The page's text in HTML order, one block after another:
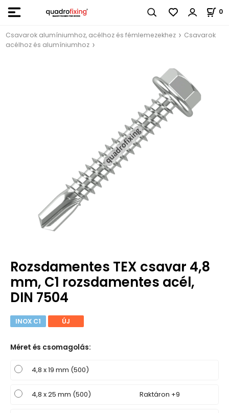
0
Csavarok alumíniumhoz, acélhoz és fémlemezekhez
Csavarok
acélhoz és alumíniumhoz
Rozsdamentes TEX csavar 4,8
mm, C1 rozsdamentes acél,
DIN 7504
INOX C1 ÚJ
Méret és csomagolás:
4,8 x 19 mm (500)
4,8 x 25 mm (500) Raktáron +9